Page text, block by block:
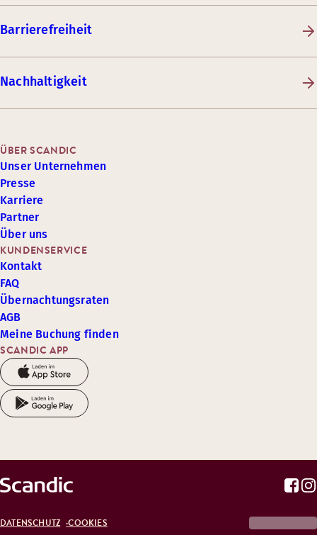
Barrierefreiheit
Nachhaltigkeit
SCANDIC APP
KUNDENSERVICE
Kontakt
FAQ
Übernachtungsraten
AGB
Meine Buchung finden
ÜBER SCANDIC
Unser Unternehmen
Presse
Karriere
Partner
Über uns
DATENSCHUTZ COOKIES